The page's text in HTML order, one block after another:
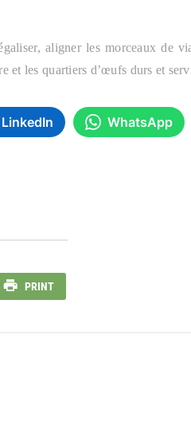
aligner les morceaux de
et les quartiers d’œufs durs et
LinkedIn WhatsApp
PRINT